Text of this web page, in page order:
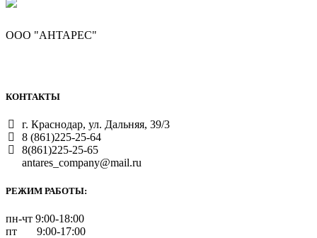
ООО "АНТАРЕС"
КОНТАКТЫ
г. Краснодар, ул. Дальняя, 39/3
8 (861)225-25-64
8(861)225-25-65
antares_company@mail.ru
РЕЖИМ РАБОТЫ:
пн-чт 9:00-18:00
пт 9:00-17:00